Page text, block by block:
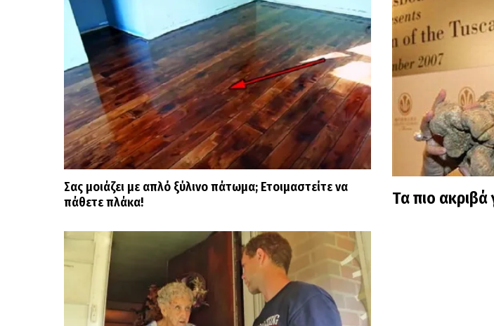
Τα πιο ακριβά
Σας μοιάζει με απλό ξύλινο πάτωμα; Ετοιμαστείτε να
πάθετε πλάκα!